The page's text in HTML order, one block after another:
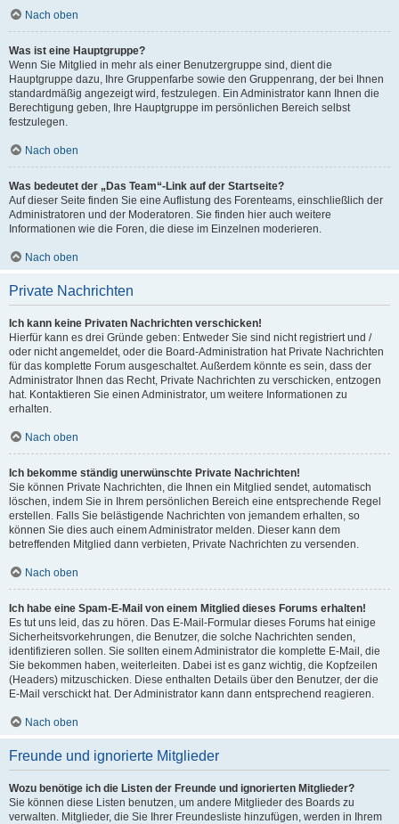
Nach oben
Was ist eine Hauptgruppe?
Wenn Sie Mitglied in mehr als einer Benutzergruppe sind, dient die
Hauptgruppe dazu, Ihre Gruppenfarbe sowie den Gruppenrang, der bei Ihnen
standardmäßig angezeigt wird, festzulegen. Ein Administrator kann Ihnen die
Berechtigung geben, Ihre Hauptgruppe im persönlichen Bereich selbst
festzulegen.
Nach oben
Was bedeutet der „Das Team“-Link auf der Startseite?
Auf dieser Seite finden Sie eine Auflistung des Forenteams, einschließlich der
Administratoren und der Moderatoren. Sie finden hier auch weitere
Informationen wie die Foren, die diese im Einzelnen moderieren.
Nach oben
Private Nachrichten
Ich kann keine Privaten Nachrichten verschicken!
Hierfür kann es drei Gründe geben: Entweder Sie sind nicht registriert und /
oder nicht angemeldet, oder die Board-Administration hat Private Nachrichten
für das komplette Forum ausgeschaltet. Außerdem könnte es sein, dass der
Administrator Ihnen das Recht, Private Nachrichten zu verschicken, entzogen
hat. Kontaktieren Sie einen Administrator, um weitere Informationen zu
erhalten.
Nach oben
Ich bekomme ständig unerwünschte Private Nachrichten!
Sie können Private Nachrichten, die Ihnen ein Mitglied sendet, automatisch
löschen, indem Sie in Ihrem persönlichen Bereich eine entsprechende Regel
erstellen. Falls Sie belästigende Nachrichten von jemandem erhalten, so
können Sie dies auch einem Administrator melden. Dieser kann dem
betreffenden Mitglied dann verbieten, Private Nachrichten zu versenden.
Nach oben
Ich habe eine Spam-E-Mail von einem Mitglied dieses Forums erhalten!
Es tut uns leid, das zu hören. Das E-Mail-Formular dieses Forums hat einige
Sicherheitsvorkehrungen, die Benutzer, die solche Nachrichten senden,
identifizieren sollen. Sie sollten einem Administrator die komplette E-Mail, die
Sie bekommen haben, weiterleiten. Dabei ist es ganz wichtig, die Kopfzeilen
(Headers) mitzuschicken. Diese enthalten Details über den Benutzer, der die
E-Mail verschickt hat. Der Administrator kann dann entsprechend reagieren.
Nach oben
Freunde und ignorierte Mitglieder
Wozu benötige ich die Listen der Freunde und ignorierten Mitglieder?
Sie können diese Listen benutzen, um andere Mitglieder des Boards zu
verwalten. Mitglieder, die Sie Ihrer Freundesliste hinzufügen, werden in Ihrem